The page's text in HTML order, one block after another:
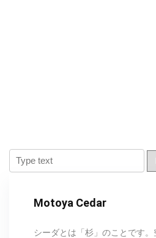
Motoya Cedar
シーダとは「杉」のことです